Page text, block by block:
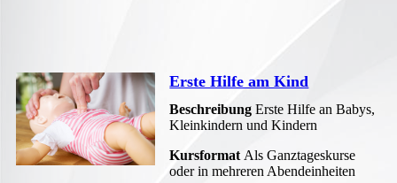
Erste Hilfe am Kind
BeschreibungErste Hilfe an Babys,
Kleinkindern und Kindern
Kursformat Als Ganztageskurse
oder in mehreren Abendeinheiten